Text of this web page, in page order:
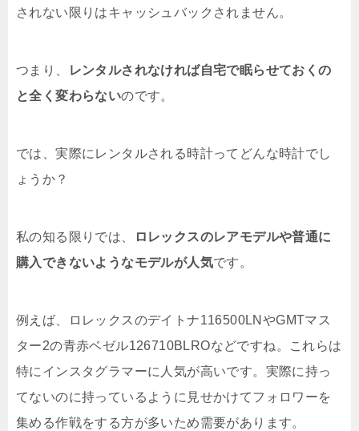
されない限りはキャッシュバックされません。
つまり、
レンタルされなければ自宅で眠らせておくの
と全く変わらないのです。
では、実際にレンタルされる時計ってどんな時計でし
ょうか？
私の知る限りでは、
ロレックスのレアモデルや普通に
購入できないようなモデルが人気です。
例えば、ロレックスのデイトナ116500LNやGMTマス
ター2の青赤ベゼル126710BLROなどですね。これらは
特にインスタグラマーに人気が高いです。実際に持っ
てないのに持っているように見せかけてフォロワーを
集める作戦をする方が多いため需要があります。